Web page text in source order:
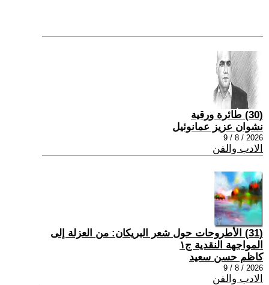
(30) طائرة ورقية
نشوان عزيز عمانوئيل
2026 / 8 / 9
الادب والفن
(31) الأطروحات حول شعر البريكان: من العزلة إلى
المواجهة النقدية ج١
كاظم حسن سعيد
2026 / 8 / 9
الادب والفن